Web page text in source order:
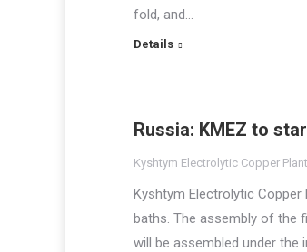
fold, and…
Details
Russia: KMEZ to
Kyshtym Electrolytic Copper Plant
Kyshtym Electrolytic
baths. The assembly of the
will be assembled under the